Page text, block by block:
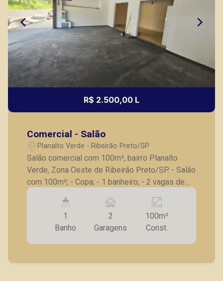
R$ 2.500,00 L
Comercial - Salão
Planalto Verde - Ribeirão Preto/SP
Salão comercial com 100m², bairro Planalto
Verde, Zona Oeste de Ribeirão Preto/SP. - Salão
com 100m²; - Copa; - 1 banheiro; - 2 vagas de
garagem. A Piramid tem como objetivo atender
seus clientes com agilidade e segurança, em
locação, vendas de imóveis prontos, usados ou
mesmo nos principais lançamentos da cidade
de Ribeirão Preto.
1
Banho
2
Garagens
100m²
Const.